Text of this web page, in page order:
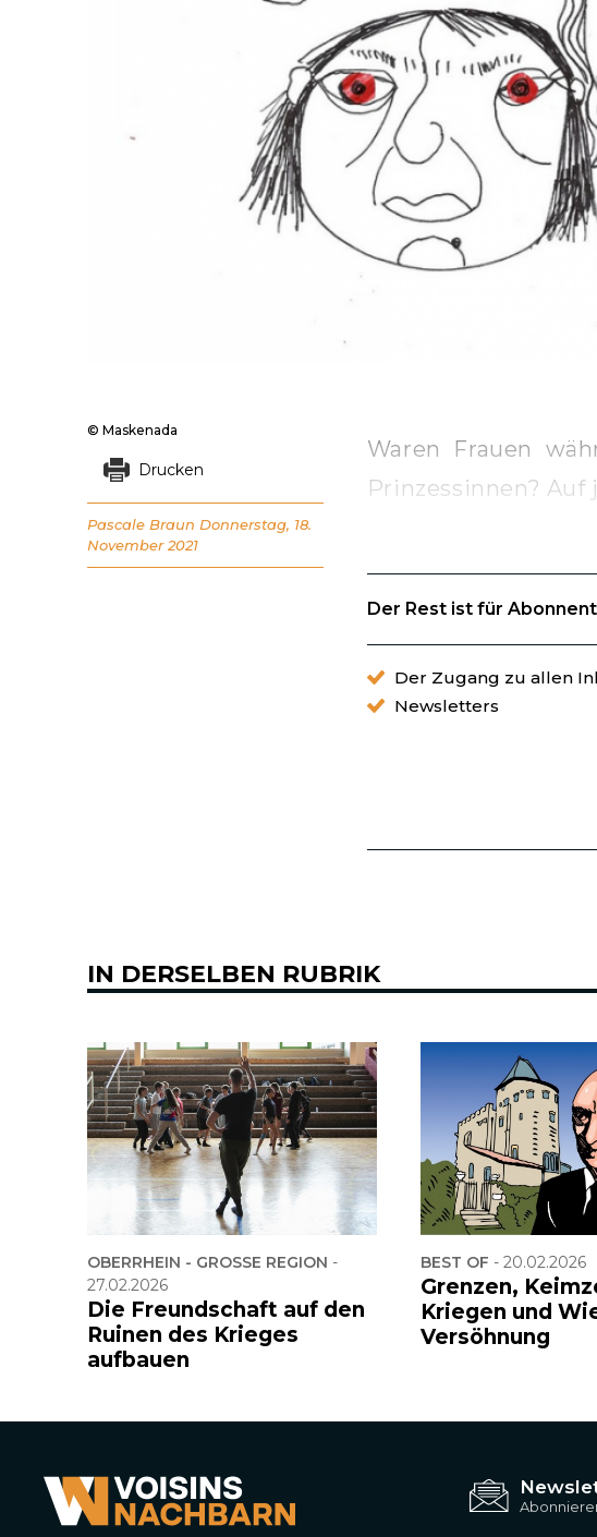
Waren Frauen
Prinzessinnen?
Der Rest ist für
Der Zugang zu allen
Newsletters
© Maskenada
Drucken
Pascale Braun Donnerstag, 18.
November 2021
IN DERSELBEN RUBRIK
OBERRHEIN - GROSSE REGION -
27.02.2026
Die Freundschaft auf den
Ruinen des Krieges
aufbauen
BEST OF - 20.02.2026
Grenzen,
Kriegen und
Versöhnung